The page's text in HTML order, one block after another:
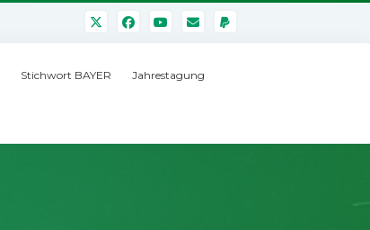
Stichwort BAYER Jahrestagung